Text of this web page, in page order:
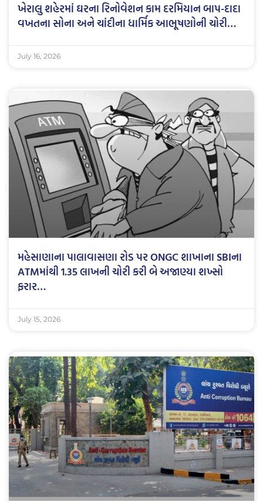
ખેરાલુ શહેરમાં ઘરના રિનોવેશન કામ દરમિયાન બાપ-દાદા
વખતના સોના અને ચાંદીના ધાર્મિક આભૂષણોની ચોરી…
July 16, 2026
મહેસાણાના પાલાવાસણા રોડ પર ONGC શાખાના SBIના
ATMમાંથી 1.35 લાખની ચોરી કરી બે અજાણ્યા શખ્સો
ફરાર…
July 15, 2026